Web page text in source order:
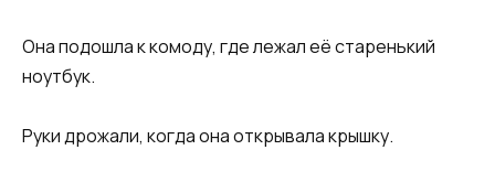
Она подошла к комоду, где лежал её старенький
ноутбук.
Руки дрожали, когда она открывала крышку.